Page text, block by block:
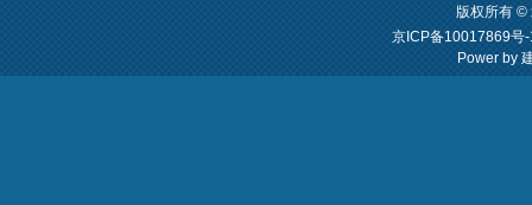
版权所有 ©
京ICP备10017869号
Power by